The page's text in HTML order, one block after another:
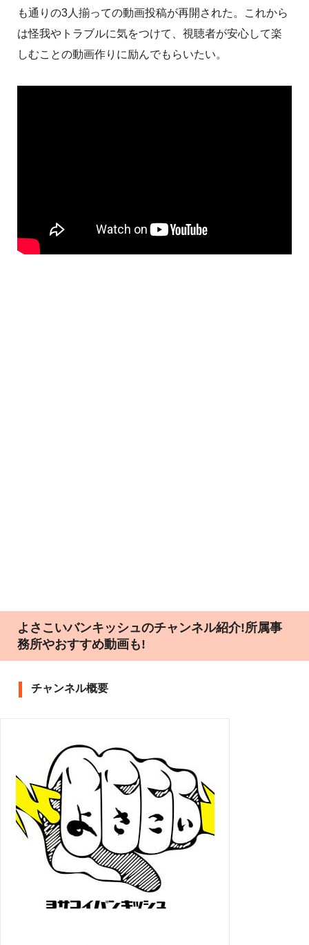
も通りの3人揃っての動画投稿が再開された。これから
は怪我やトラブルに気をつけて、視聴者が安心して楽
しむことの動画作りに励んでもらいたい。
よさこいバンキッシュのチャンネル紹介!所属事
務所やおすすめ動画も!
チャンネル概要